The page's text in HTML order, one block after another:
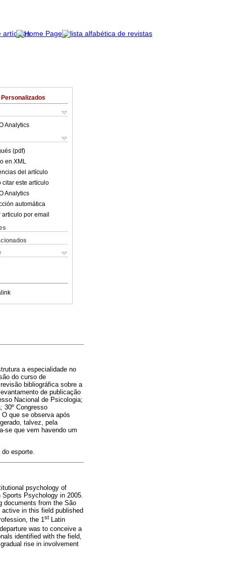
Analytics
(pdf)
en XML
del artículo
citar este artículo
Analytics
automática
articulo por email
a especialidade no
do curso de
bibliográfica sobre a
de publicação
Nacional de Psicologia;
30º Congresso
que se observa após
talvez, pela
se que vem havendo um
esporte.
psychology of
Psychology in 2005.
documents from the São
in this field published
the 1 st
Latin
was to conceive a
identified with the field,
rise in involvement